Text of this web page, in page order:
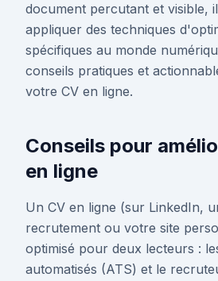
document percutant et visible,
appliquer des techniques
spécifiques au monde
conseils pratiques et
votre CV en ligne.
Conseils pour
en ligne
Un CV en ligne (sur LinkedIn,
recrutement ou votre site
optimisé pour deux lecteurs :
automatisés (ATS) et le